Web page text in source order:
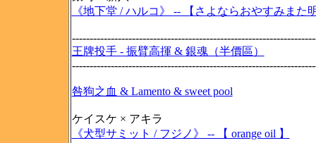
《地下堂 / ハルコ》 -- 【さよならおやすみまた
王牌投手 - 振臂高揮 & 銀魂（半價區）
咎狗之血 & Lamento & sweet pool
ケイスケ × アキラ
《犬型サミット / フジノ》 -- 【 orange oil 】